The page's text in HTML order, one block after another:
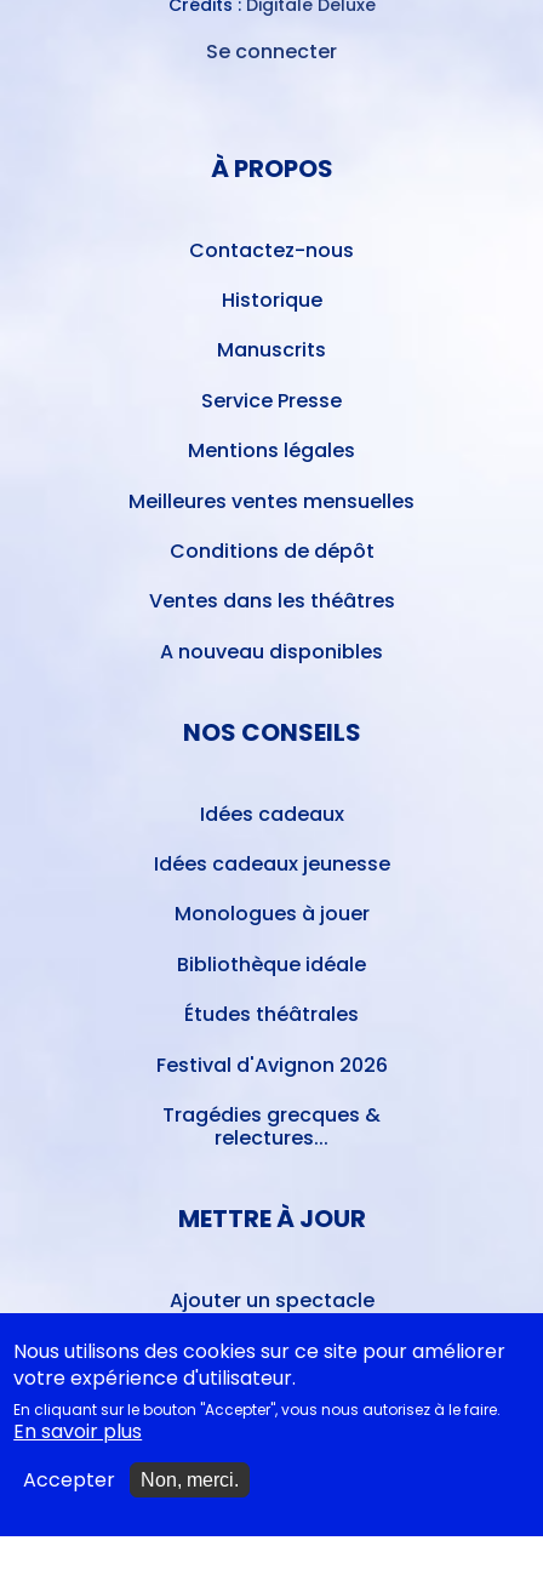
Se connecter
À PROPOS
Contactez-nous
Historique
Manuscrits
Service Presse
Mentions légales
Meilleures ventes mensuelles
Conditions de dépôt
Ventes dans les théâtres
A nouveau disponibles
NOS CONSEILS
Idées cadeaux
Idées cadeaux jeunesse
Monologues à jouer
Bibliothèque idéale
Études théâtrales
Festival d'Avignon 2026
Tragédies grecques &
relectures...
METTRE À JOUR
Ajouter un spectacle
Ajouter un événement
La lettre des artistes à
Emmanuel Macron
EN CLASSE
Nous utilisons des cookies sur ce site pour améliorer
votre expérience d'utilisateur.
En cliquant sur le bouton "Accepter", vous nous autorisez à le faire.
En savoir plus
Accepter
Non, merci.